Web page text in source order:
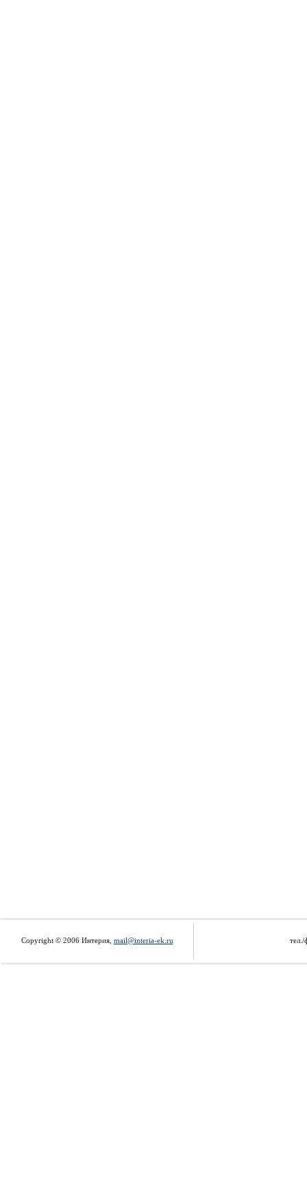
Copyright © 2006 Интерия, mail@interia-ek.ru